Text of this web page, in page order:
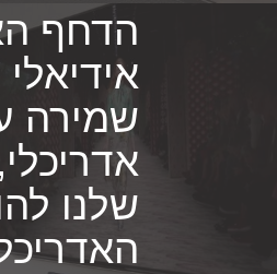
הדחף
שמירה
שלנו